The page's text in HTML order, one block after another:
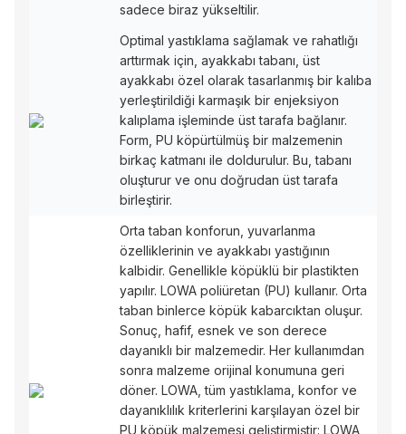
sadece biraz yükseltilir.
Optimal yastıklama sağlamak ve rahatlığı
arttırmak için, ayakkabı tabanı, üst
ayakkabı özel olarak tasarlanmış bir kalıba
yerleştirildiği karmaşık bir enjeksiyon
kalıplama işleminde üst tarafa bağlanır.
Form, PU köpürtülmüş bir malzemenin
birkaç katmanı ile doldurulur. Bu, tabanı
oluşturur ve onu doğrudan üst tarafa
birleştirir.
Orta taban konforun, yuvarlanma
özelliklerinin ve ayakkabı yastığının
kalbidir. Genellikle köpüklü bir plastikten
yapılır. LOWA poliüretan (PU) kullanır. Orta
taban binlerce köpük kabarcıktan oluşur.
Sonuç, hafif, esnek ve son derece
dayanıklı bir malzemedir. Her kullanımdan
sonra malzeme orijinal konumuna geri
döner. LOWA, tüm yastıklama, konfor ve
dayanıklılık kriterlerini karşılayan özel bir
PU köpük malzemesi geliştirmiştir: LOWA